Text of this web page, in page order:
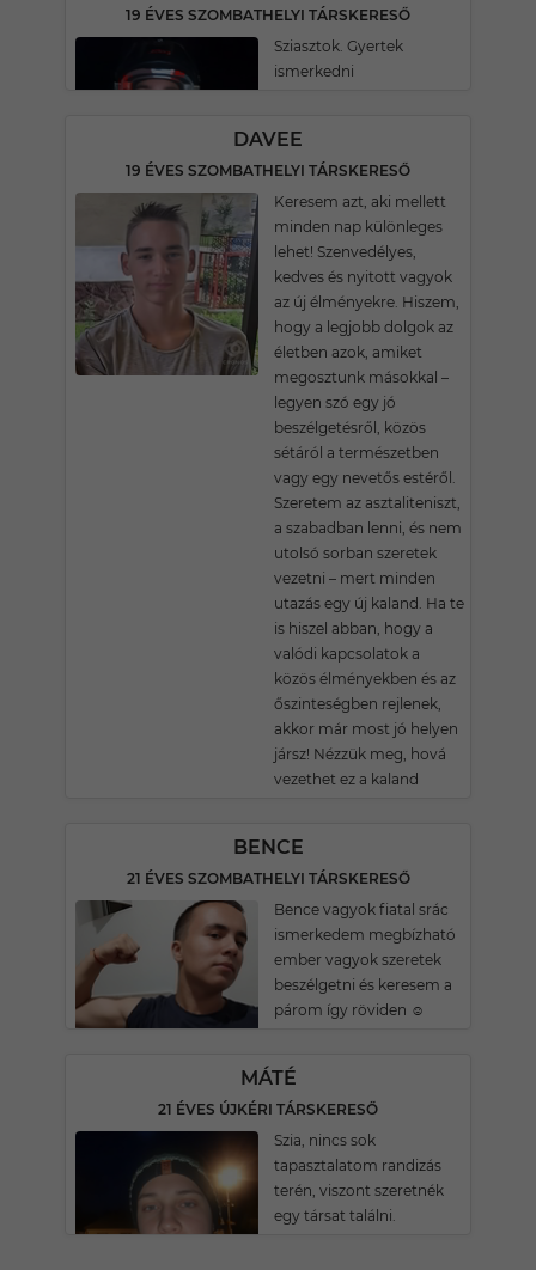
19 ÉVES SZOMBATHELYI TÁRSKERESŐ
Sziasztok. Gyertek
ismerkedni
DAVEE
19 ÉVES SZOMBATHELYI TÁRSKERESŐ
Keresem azt, aki mellett
minden nap különleges
lehet! Szenvedélyes,
kedves és nyitott vagyok
az új élményekre. Hiszem,
hogy a legjobb dolgok az
életben azok, amiket
megosztunk másokkal –
legyen szó egy jó
beszélgetésről, közös
sétáról a természetben
vagy egy nevetős estéről.
Szeretem az asztaliteniszt,
a szabadban lenni, és nem
utolsó sorban szeretek
vezetni – mert minden
utazás egy új kaland. Ha te
is hiszel abban, hogy a
valódi kapcsolatok a
közös élményekben és az
őszinteségben rejlenek,
akkor már most jó helyen
jársz! Nézzük meg, hová
vezethet ez a kaland
BENCE
21 ÉVES SZOMBATHELYI TÁRSKERESŐ
Bence vagyok fiatal srác
ismerkedem megbízható
ember vagyok szeretek
beszélgetni és keresem a
párom így röviden ☺️
MÁTÉ
21 ÉVES ÚJKÉRI TÁRSKERESŐ
Szia, nincs sok
tapasztalatom randizás
terén, viszont szeretnék
egy társat találni.